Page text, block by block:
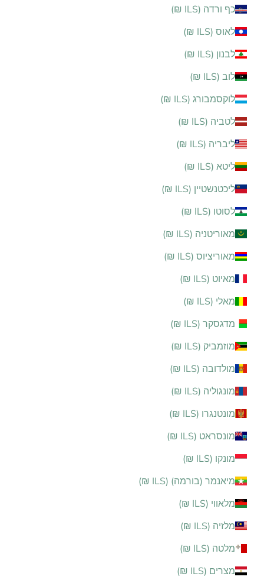
כף ורדה (ILS ₪)
לאוס (ILS ₪)
לבנון (ILS ₪)
לוב (ILS ₪)
לוקסמבורג (ILS ₪)
לטביה (ILS ₪)
ליבריה (ILS ₪)
ליטא (ILS ₪)
ליכטנשטיין (ILS ₪)
לסוטו (ILS ₪)
מאוריטניה (ILS ₪)
מאוריציוס (ILS ₪)
מאיוט (ILS ₪)
מאלי (ILS ₪)
מדגסקר (ILS ₪)
מוזמביק (ILS ₪)
מולדובה (ILS ₪)
מונגוליה (ILS ₪)
מונטנגרו (ILS ₪)
מונסראט (ILS ₪)
מונקו (ILS ₪)
מיאנמר (בורמה) (ILS ₪)
מלאווי (ILS ₪)
מלזיה (ILS ₪)
מלטה (ILS ₪)
מצרים (ILS ₪)